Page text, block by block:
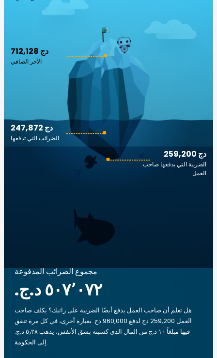
712,128 دج
الأجر الصافي
259,200 دج
الضريبة التي يدفعها صاحب
العمل
247,872 دج
الضرائب التي تدفعها
مجموع الضرائب المدفوعة
هل تعلم أن صاحب العمل يدفع أيضًا الضريبة على راتبك؟ يكلف صاحب
العمل 259,200 دج لدفع 960,000 دج. بعبارة أخرى، في كل مرة تنفق
فيها مبلغاً ‏١٠ د.ج.‏من المال الذي كسبته بشق الأنفس، يذهب ‏٥٫٢٨ د.ج.‏
إلى الحكومة.